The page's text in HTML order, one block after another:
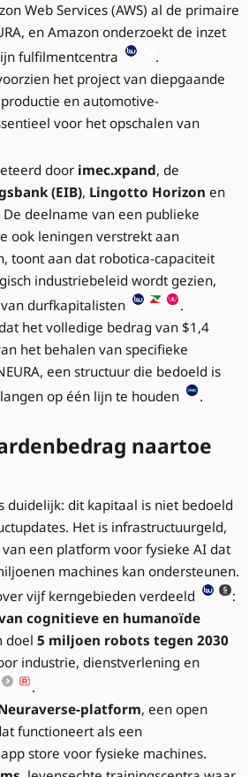
Web Services (AWS) al de primaire
en Amazon onderzoekt de inzet
fulfilmentcentra
.
het project van diepgaande
en automotive-
voor het opschalen van
door imec.xpand, de
(EIB), Lingotto Horizon en
De deelname van een publieke
ook leningen verstrekt aan
toont aan dat robotica-capaciteit
industriebeleid wordt gezien,
durfkapitalisten
.
het volledige bedrag van $1,4
het behalen van specifieke
een structuur die bedoeld is
op één lijn te houden
.
naartoe
duidelijk: dit kapitaal is niet bedoeld
Het is infrastructuurgeld,
een platform voor fysieke AI dat
machines kan ondersteunen.
vijf kerngebieden verdeeld
:
cognitieve en humanoïde
doel 5 miljoen robots tegen 2030
industrie, dienstverlening en
.
platform, een open
functioneert als een
store voor fysieke machines.